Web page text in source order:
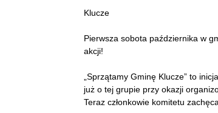
Klucze
Pierwsza sobota października w
akcji!
„Sprzątamy Gminę Klucze” to
już o tej grupie przy okazji
Teraz członkowie komitetu